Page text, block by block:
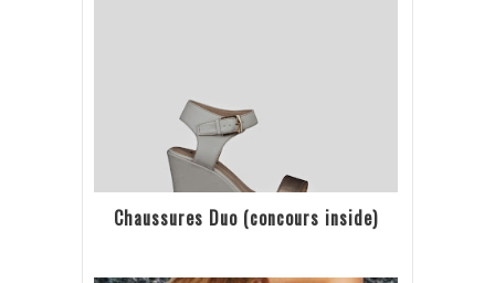
Chaussures Duo (concours inside)